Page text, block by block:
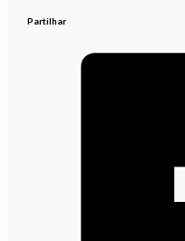
Partilhar